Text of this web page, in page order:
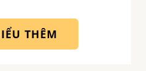
THÊM